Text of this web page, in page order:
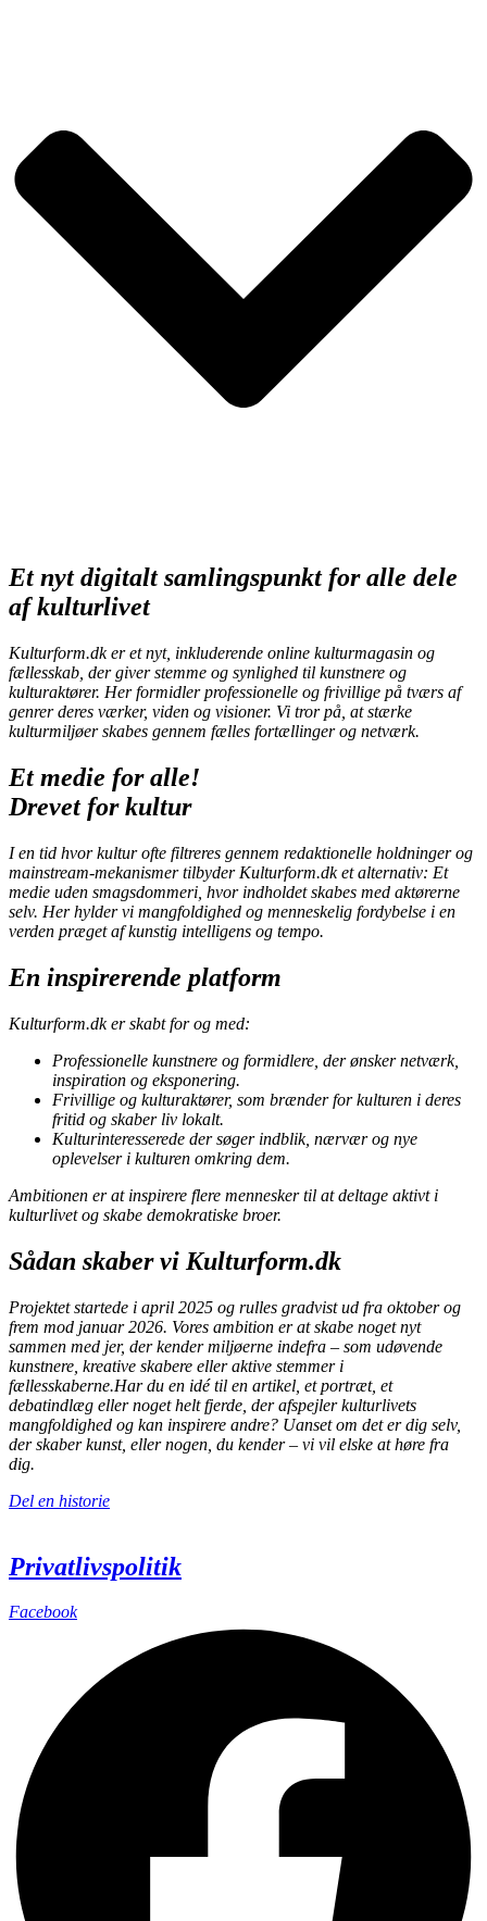
Etnytdigitalt samlingspunkt for alle dele
af kulturlivet
Kulturform.dk er et nyt, inkluderende online kulturmagasin og
fællesskab, der giver stemme og synlighed til kunstnere og
kulturaktører. Her formidler professionelle og frivillige på tværs af
genrer deres værker, viden og visioner. Vi tror på, at stærke
kulturmiljøer skabes gennem fælles fortællinger og netværk.
Et medie for alle!
Drevet for kultur
I en tid hvor kultur ofte filtreres gennem redaktionelle holdninger og
mainstream-mekanismer tilbyder Kulturform.dk et alternativ: Et
medie uden smagsdommeri, hvor indholdet skabes med aktørerne
selv. Her hylder vi mangfoldighed og menneskelig fordybelse i en
verden præget af kunstig intelligens og tempo.
En inspirerende platform
Kulturform.dk er skabt for og med:
Professionelle kunstnere og formidlere, der ønsker netværk,
inspiration og eksponering.
Frivillige og kulturaktører, som brænder for kulturen i deres
fritid og skaber liv lokalt.
Kulturinteresserede der søger indblik, nærvær og nye
oplevelser i kulturen omkring dem.
Ambitionen er at inspirere flere mennesker til at deltage aktivt i
kulturlivet og skabe demokratiske broer.
Sådan skaber vi Kulturform.dk
Projektet startede i april 2025 og rulles gradvist ud fra oktober og
frem mod januar 2026. Vores ambition er at skabe noget nyt
sammen med jer, der kender miljøerne indefra – som udøvende
kunstnere, kreative skabere eller aktive stemmer i
fællesskaberne.Har du en idé til en artikel, et portræt, et
debatindlæg eller noget helt fjerde, der afspejler kulturlivets
mangfoldighed og kan inspirere andre? Uanset om det er dig selv,
der skaber kunst, eller nogen, du kender – vi vil elske at høre fra
dig.
Del en historie
Privatlivspolitik
Facebook